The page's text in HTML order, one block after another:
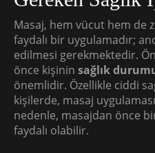
Masaj, hem vücut hem de
faydalı bir uygulamadır;
edilmesi gerekmektedir.
önce kişinin sağlık
önemlidir. Özellikle ciddi
kişilerde, masaj
nedenle, masajdan önce
faydalı olabilir.